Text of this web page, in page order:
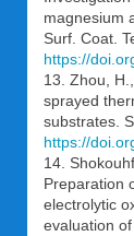
magnesium
Surf. Coat.
https://
13. Zhou,
sprayed
substrates.
https://
14.
Preparation
electrolytic
evaluation of